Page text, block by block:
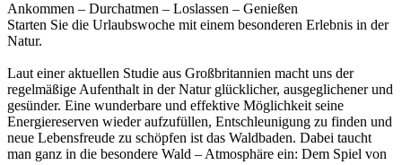
Ankommen – Durchatmen – Loslassen – Genießen
Starten Sie die Urlaubswoche mit einem besonderen Erlebnis in der
Natur.
Laut einer aktuellen Studie aus Großbritannien macht uns der
regelmäßige Aufenthalt in der Natur glücklicher, ausgeglichener und
gesünder. Eine wunderbare und effektive Möglichkeit seine
Energiereserven wieder aufzufüllen, Entschleunigung zu finden und
neue Lebensfreude zu schöpfen ist das Waldbaden. Dabei taucht
man ganz in die besondere Wald – Atmosphäre ein: Dem Spiel von